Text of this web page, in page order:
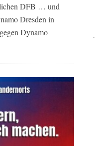
DFB … und
Dresden in
Dynamo